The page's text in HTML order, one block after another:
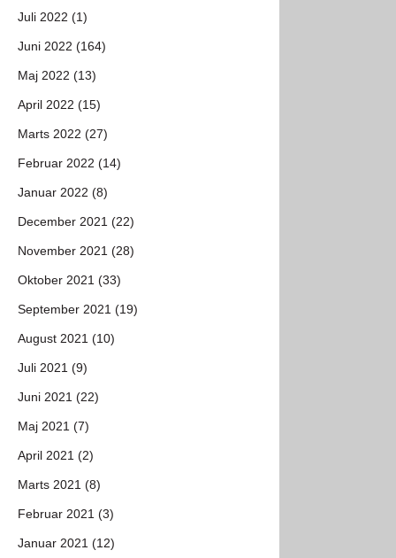
Juli 2022 (1)
Juni 2022 (164)
Maj 2022 (13)
April 2022 (15)
Marts 2022 (27)
Februar 2022 (14)
Januar 2022 (8)
December 2021 (22)
November 2021 (28)
Oktober 2021 (33)
September 2021 (19)
August 2021 (10)
Juli 2021 (9)
Juni 2021 (22)
Maj 2021 (7)
April 2021 (2)
Marts 2021 (8)
Februar 2021 (3)
Januar 2021 (12)